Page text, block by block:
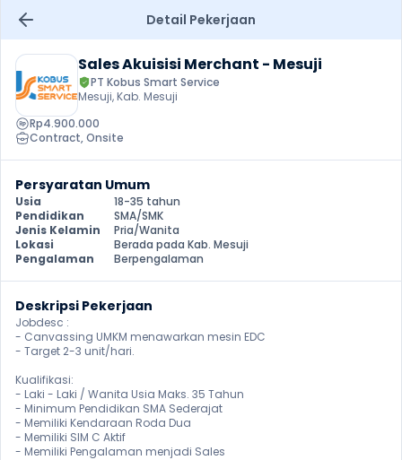
Detail Pekerjaan
Sales Akuisisi Merchant - Mesuji
PT Kobus Smart Service
Mesuji, Kab. Mesuji
Rp4.900.000
Contract, Onsite
Persyaratan Umum
Usia
18-35 tahun
Pendidikan
SMA/SMK
Jenis Kelamin
Pria/Wanita
Lokasi
Berada pada Kab. Mesuji
Pengalaman
Berpengalaman
Deskripsi Pekerjaan
Jobdesc :
- Canvassing UMKM menawarkan mesin EDC
- Target 2-3 unit/hari.
Kualifikasi:
- Laki - Laki / Wanita Usia Maks. 35 Tahun
- Minimum Pendidikan SMA Sederajat
- Memiliki Kendaraan Roda Dua
- Memiliki SIM C Aktif
- Memiliki Pengalaman menjadi Sales